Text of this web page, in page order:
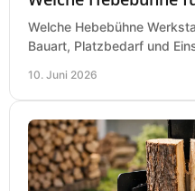
Welche Hebebühne
Bauart, Platzbedarf und
10. Juni 2026